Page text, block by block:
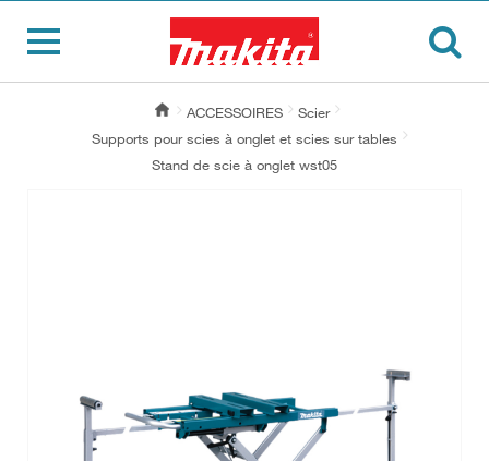
ACCESSOIRES
Scier
Supports pour scies à onglet et scies sur tables
Stand de scie à onglet wst05